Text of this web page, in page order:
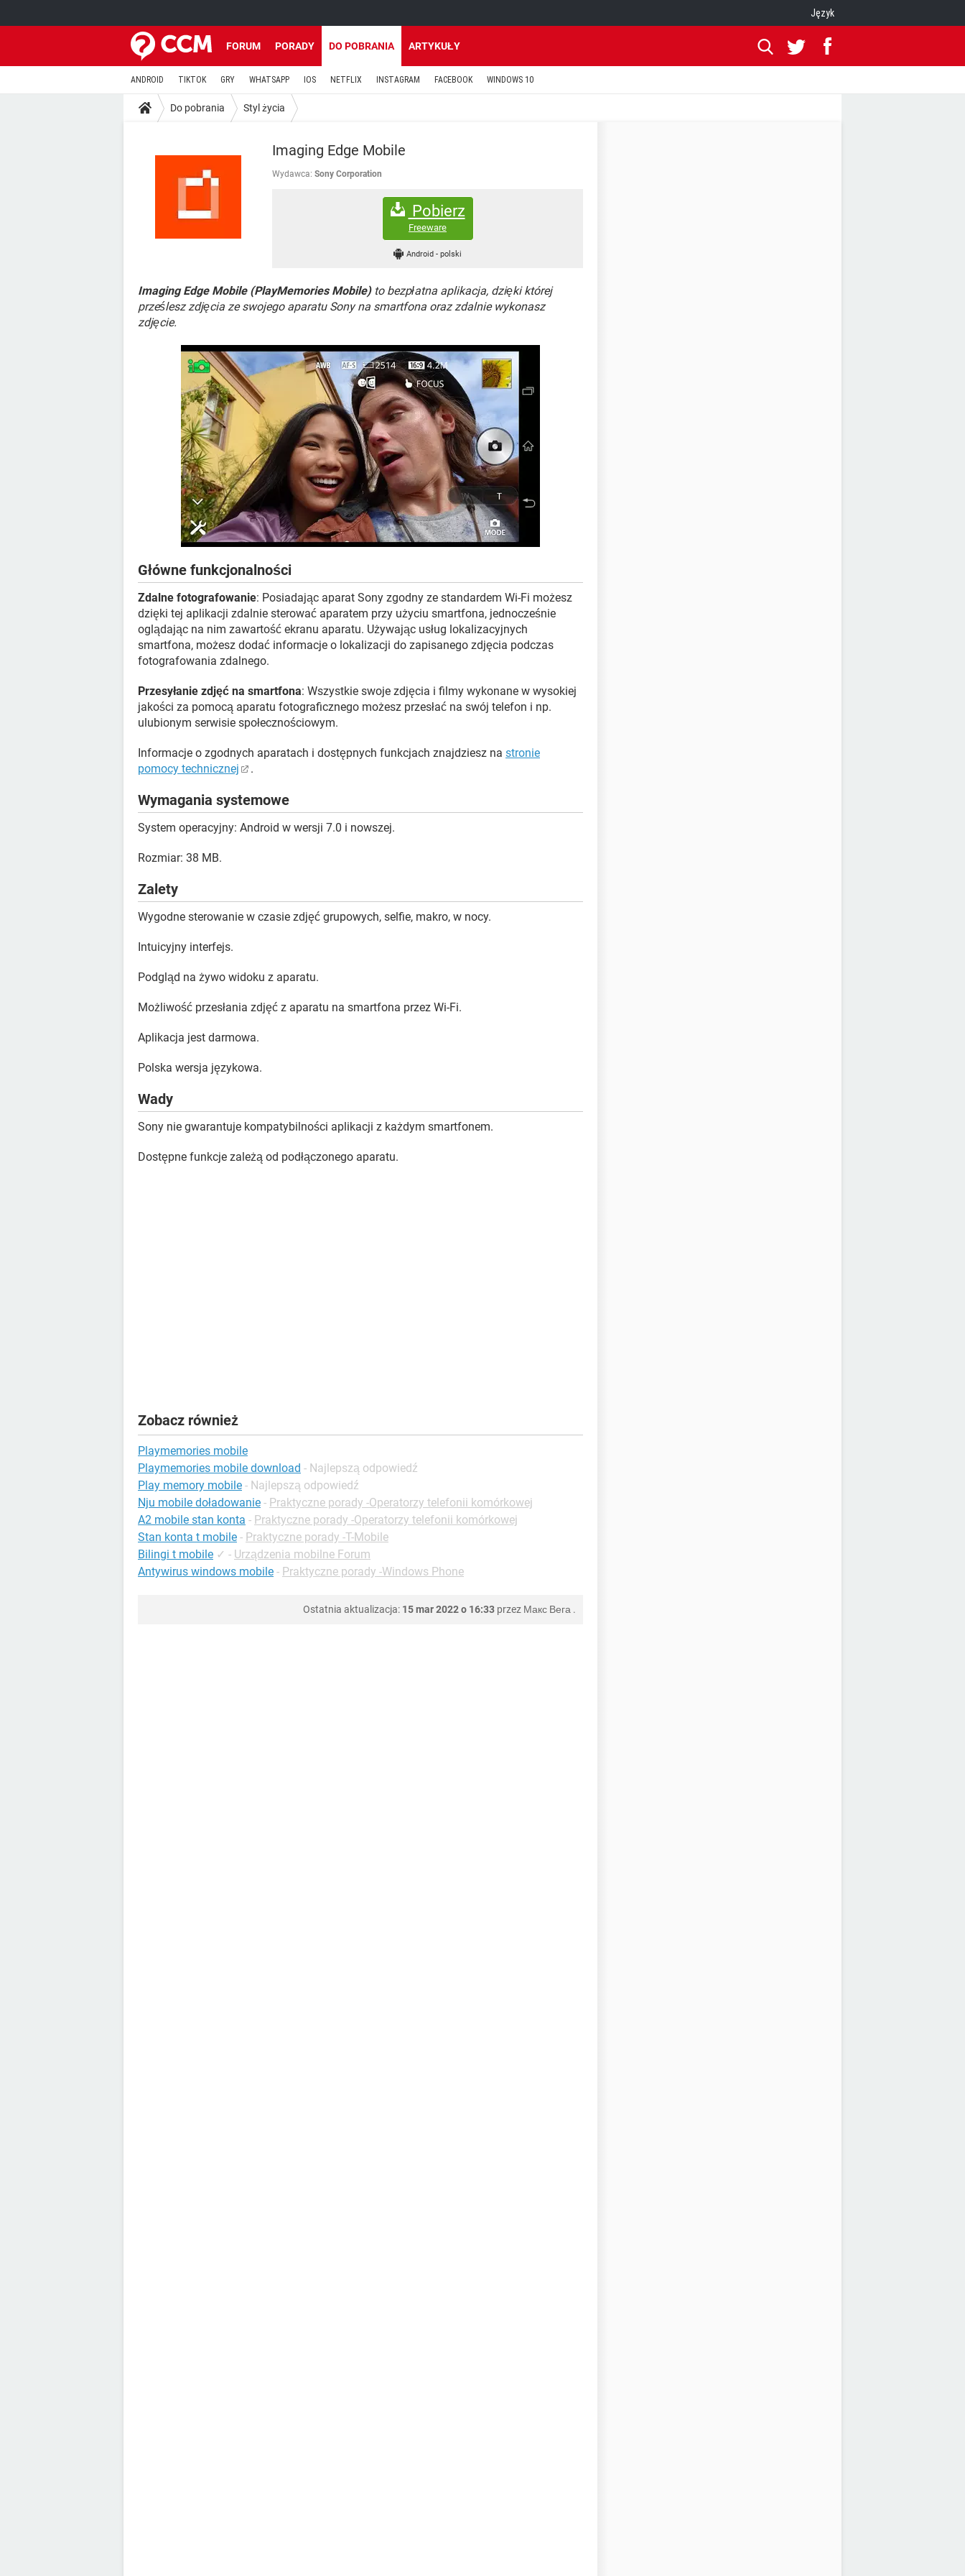
Język
FORUM PORADY DO POBRANIA ARTYKUŁY
ANDROID TIKTOK GRY WHATSAPP IOS NETFLIX INSTAGRAM FACEBOOK WINDOWS 10
Do pobrania Styl życia
Imaging Edge Mobile
Wydawca: Sony Corporation
Pobierz
Freeware
Android - polski
Imaging Edge Mobile (PlayMemories Mobile)to bezpłatna aplikacja, dzięki której
prześlesz zdjęcia ze swojego aparatu Sony na smartfona oraz zdalnie wykonasz
zdjęcie.
Główne funkcjonalności
Zdalne fotografowanie: Posiadając aparat Sony zgodny ze standardem Wi-Fi możesz
dzięki tej aplikacji zdalnie sterować aparatem przy użyciu smartfona, jednocześnie
oglądając na nim zawartość ekranu aparatu. Używając usług lokalizacyjnych
smartfona, możesz dodać informacje o lokalizacji do zapisanego zdjęcia podczas
fotografowania zdalnego.
Przesyłanie zdjęć na smartfona: Wszystkie swoje zdjęcia i filmy wykonane w wysokiej
jakości za pomocą aparatu fotograficznego możesz przesłać na swój telefon i np.
ulubionym serwisie społecznościowym.
Informacje o zgodnych aparatach i dostępnych funkcjach znajdziesz na stronie
pomocy technicznej
.
Wymagania systemowe
System operacyjny: Android w wersji 7.0 i nowszej.
Rozmiar: 38 MB.
Zalety
Wygodne sterowanie w czasie zdjęć grupowych, selfie, makro, w nocy.
Intuicyjny interfejs.
Podgląd na żywo widoku z aparatu.
Możliwość przesłania zdjęć z aparatu na smartfona przez Wi-Fi.
Aplikacja jest darmowa.
Polska wersja językowa.
Wady
Sony nie gwarantuje kompatybilności aplikacji z każdym smartfonem.
Dostępne funkcje zależą od podłączonego aparatu.
Zobacz również
Playmemories mobile
Playmemories mobile download - Najlepszą odpowiedź
Play memory mobile - Najlepszą odpowiedź
Nju mobile doładowanie - Praktyczne porady -Operatorzy telefonii komórkowej
A2 mobile stan konta - Praktyczne porady -Operatorzy telefonii komórkowej
Stan konta t mobile - Praktyczne porady -T-Mobile
Bilingi t mobile ✓ - Urządzenia mobilne Forum
Antywirus windows mobile - Praktyczne porady -Windows Phone
Ostatnia aktualizacja: 15 mar 2022 o 16:33 przez Макс Вега .